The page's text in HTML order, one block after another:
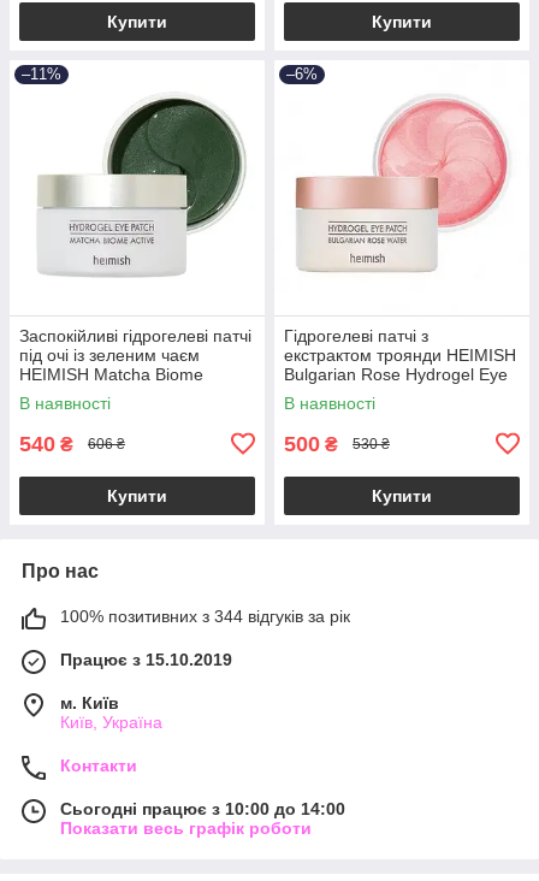
Купити Купити
–11%
Заспокійливі гідрогелеві патчі
під очі із зеленим чаєм
HEIMISH Matcha Biome
Hydrogel Eye Patch 60шт
В наявності
540 ₴ 606 ₴
Купити
–6%
Гідрогелеві патчі з
екстрактом троянди HEIMISH
Bulgarian Rose Hydrogel Eye
Patch 60шт
В наявності
500 ₴ 530 ₴
Купити
Про нас
100% позитивних з 344 відгуків за рік
Працює з 15.10.2019
м. Київ
Київ, Україна
Контакти
Сьогодні працює з 10:00 до 14:00
Показати весь графік роботи